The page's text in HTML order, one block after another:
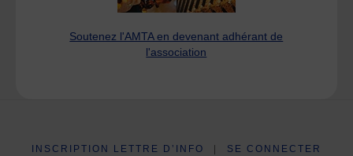
Soutenez l'AMTA en devenant adhérant de
l'association
INSCRIPTION LETTRE D’INFO SE CONNECTER